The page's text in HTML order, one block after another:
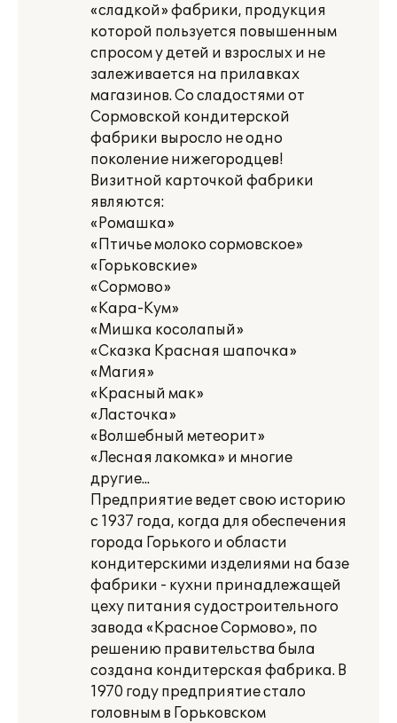
«сладкой» фабрики, продукция
которой пользуется повышенным
спросом у детей и взрослых и не
залеживается на прилавках
магазинов. Со сладостями от
Сормовской кондитерской
фабрики выросло не одно
поколение нижегородцев!
Визитной карточкой фабрики
являются:
«Ромашка»
«Птичье молоко сормовское»
«Горьковские»
«Сормово»
«Кара-Кум»
«Мишка косолапый»
«Сказка Красная шапочка»
«Магия»
«Красный мак»
«Ласточка»
«Волшебный метеорит»
«Лесная лакомка» и многие
другие...
Предприятие ведет свою историю
с 1937 года, когда для обеспечения
города Горького и области
кондитерскими изделиями на базе
фабрики - кухни принадлежащей
цеху питания судостроительного
завода «Красное Сормово», по
решению правительства была
создана кондитерская фабрика. В
1970 году предприятие стало
головным в Горьковском